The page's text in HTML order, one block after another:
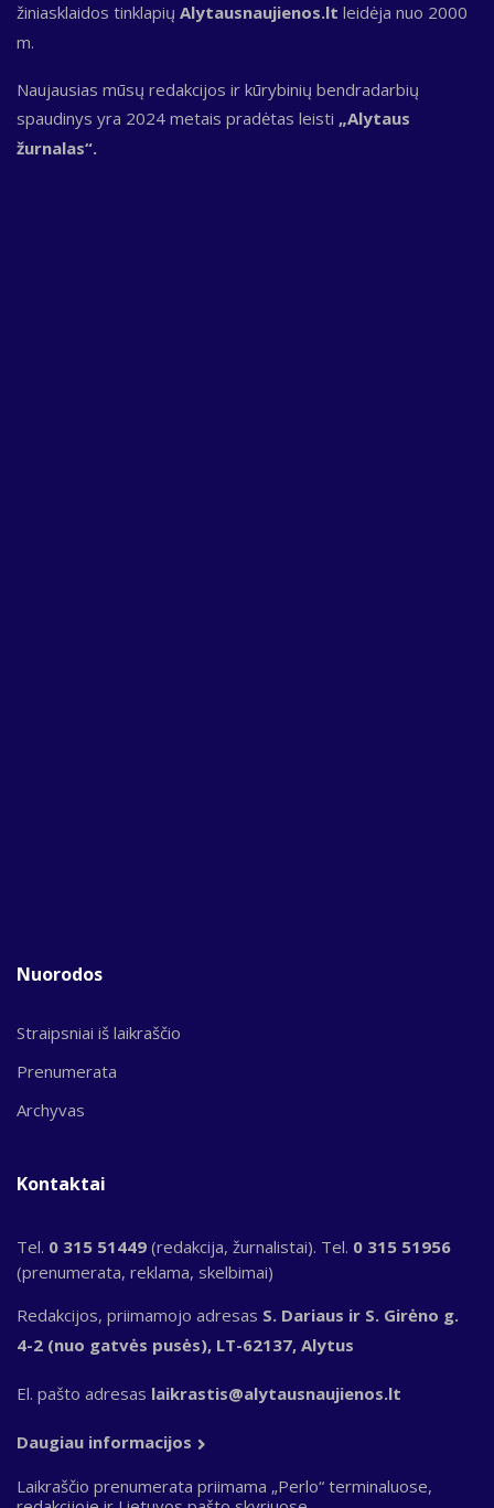
žiniasklaidos tinklapių Alytausnaujienos.lt leidėja nuo 2000
m.
Naujausias mūsų redakcijos ir kūrybinių bendradarbių
spaudinys yra 2024 metais pradėtas leisti „Alytaus
žurnalas“.
Nuorodos
Straipsniai iš laikraščio
Prenumerata
Archyvas
Kontaktai
Tel. 0 315 51449 (redakcija, žurnalistai). Tel. 0 315 51956
(prenumerata, reklama, skelbimai)
Redakcijos, priimamojo adresas S. Dariaus ir S. Girėno g.
4-2 (nuo gatvės pusės), LT-62137, Alytus
El. pašto adresas laikrastis@alytausnaujienos.lt
Daugiau informacijos
Laikraščio prenumerata priimama „Perlo“ terminaluose,